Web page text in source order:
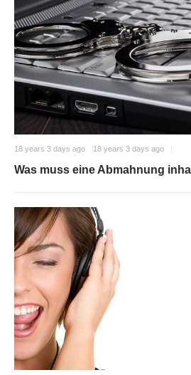
18 years 3 days ago 18 years 3 days ago
Was muss eine Abmahnung